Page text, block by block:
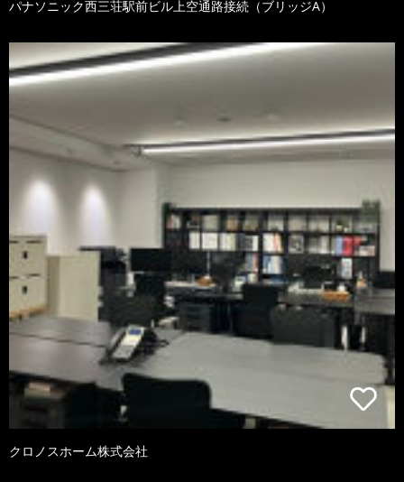
パナソニック西三荘駅前ビル上空通路接続（ブリッジA）
クロノスホーム株式会社